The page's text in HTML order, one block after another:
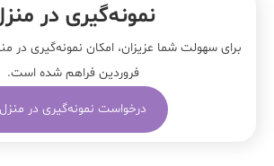
نمونه‌‌گیری در
برای سهولت شما عزیزان، امکان نمونه‌گیری در
فروردین فراهم شده است.
درخواست نمونه‌گیری در منزل